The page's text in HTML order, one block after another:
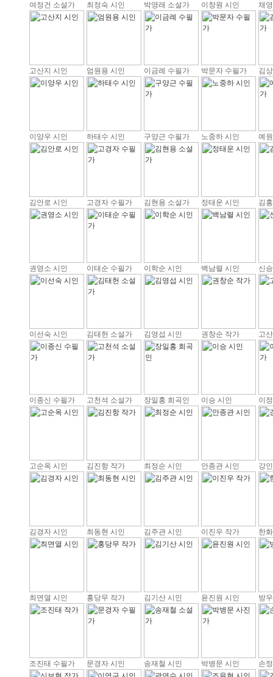
여정건 소설가 최정숙 시인 박영래 소설가 이창원 시인 채
고산지 시인 엄원용 시인 이금례 수필가 박문자 수필가 김
이양우 시인 하태수 시인 구양근 수필가 노중하 시인 예
김안로 시인 고경자 수필가 김현용 소설가 정태운 시인 김
권영소 시인 이태순 수필가 이학순 시인 백남렬 시인 신
이선숙 시인 김태헌 소설가 김영섭 시인 권창순 작가 고
이종신 수필가 고천석 소설가 장일홍 희곡인 이승 시인 이
고순옥 시인 김진항 작가 최정순 시인 안종관 시인 강
김경자 시인 최동현 시인 김주관 시인 이진우 작가 한
최면열 시인 홍당무 작가 김기산 시인 윤진원 시인 방
조진태 수필가 문경자 시인 송재철 시인 박병문 시인 손